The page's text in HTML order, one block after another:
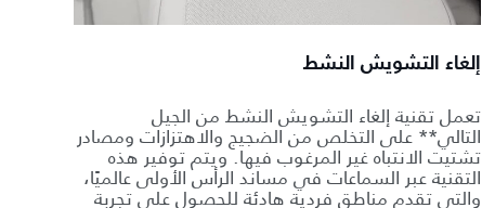
إلغاء التشويش النشط
تعمل تقنية إلغاء التشويش النشط من الجيل
التالي** على التخلص من الضجيج والاهتزازات ومصادر
تشتيت الانتباه غير المرغوب فيها. ويتم توفير هذه
التقنية عبر السماعات في مساند الرأس الأولى عالميًا،
والتي تقدم مناطق فردية هادئة للحصول على تجربة